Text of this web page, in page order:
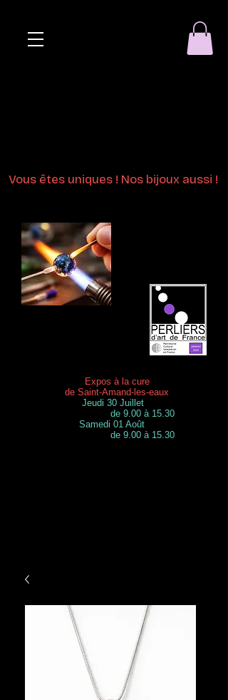
Expos à la cure
de Saint-Amand-les-eaux
Jeudi 30 Juillet
de 9.00 à 15.30
Samedi 01 Août
de 9.00 à 15.30
Vous êtes uniques ! Nos bijoux aussi !